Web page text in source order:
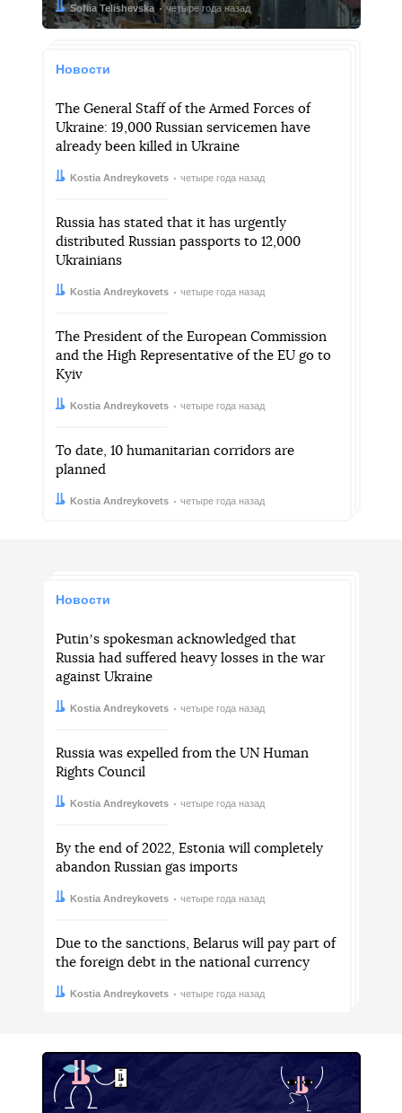
Автор:
Sofiia Telishevska
Дата: четыре года назад
Новости
The General Staff of the Armed Forces of
Ukraine: 19,000 Russian servicemen have
already been killed in Ukraine
Автор:
Kostia Andreykovets
Дата: четыре года назад
Russia has stated that it has urgently
distributed Russian passports to 12,000
Ukrainians
Автор:
Kostia Andreykovets
Дата: четыре года назад
The President of the European Commission
and the High Representative of the EU go to
Kyiv
Автор:
Kostia Andreykovets
Дата: четыре года назад
To date, 10 humanitarian corridors are
planned
Автор:
Kostia Andreykovets
Дата: четыре года назад
Новости
Putinʼs spokesman acknowledged that
Russia had suffered heavy losses in the war
against Ukraine
Автор:
Kostia Andreykovets
Дата: четыре года назад
Russia was expelled from the UN Human
Rights Council
Автор:
Kostia Andreykovets
Дата: четыре года назад
By the end of 2022, Estonia will completely
abandon Russian gas imports
Автор:
Kostia Andreykovets
Дата: четыре года назад
Due to the sanctions, Belarus will pay part of
the foreign debt in the national currency
Автор:
Kostia Andreykovets
Дата: четыре года назад